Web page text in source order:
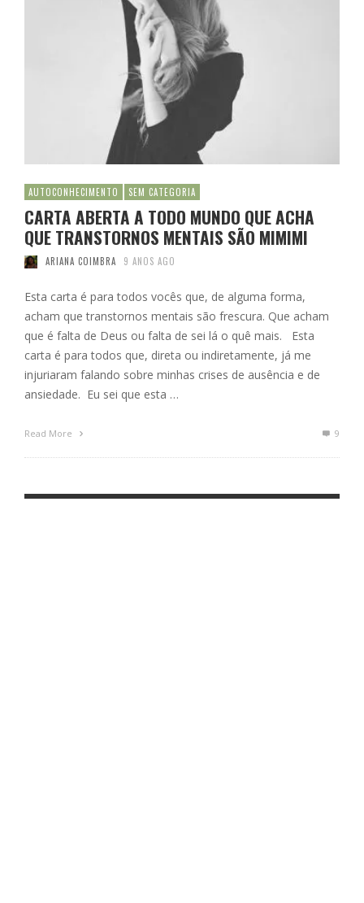
AUTOCONHECIMENTO SEM CATEGORIA
CARTA ABERTA A TODO MUNDO QUE ACHA
QUE TRANSTORNOS MENTAIS SÃO MIMIMI
ARIANA COIMBRA 9 ANOS AGO
Esta carta é para todos vocês que, de alguma forma,
acham que transtornos mentais são frescura. Que acham
que é falta de Deus ou falta de sei lá o quê mais. Esta
carta é para todos que, direta ou indiretamente, já me
injuriaram falando sobre minhas crises de ausência e de
ansiedade. Eu sei que esta …
Read More 9